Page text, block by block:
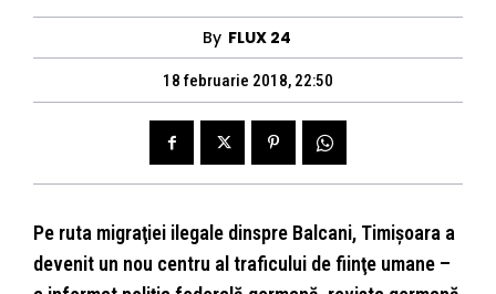
By FLUX 24
18 februarie 2018, 22:50
Pe ruta migraţiei ilegale dinspre Balcani, Timişoara a
devenit un nou centru al traficului de fiinţe umane –